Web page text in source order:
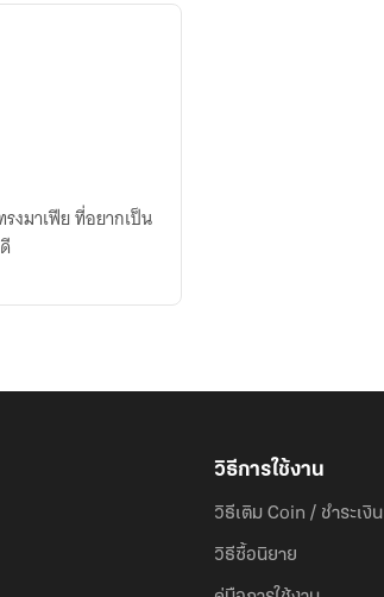
งมาเฟีย​ ที่อยากเป็น​
วิธีการใช้งาน
วิธีเติม Coin / ชำระเงิน
วิธีซื้อนิยาย